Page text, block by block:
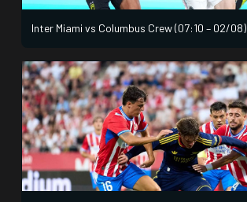
Inter Miami vs Columbus Crew (07:10 – 02/08)